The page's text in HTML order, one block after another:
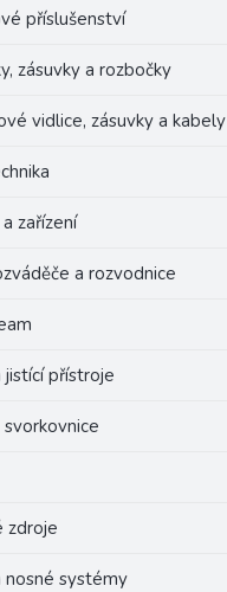
příslušenství
zásuvky a rozbočky
vidlice, zásuvky a kabely
zařízení
a rozvodnice
jistící přístroje
zdroje
nosné systémy